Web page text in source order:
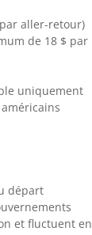
aller-retour)
de 18 $ par
uniquement
départ
et fluctuent en